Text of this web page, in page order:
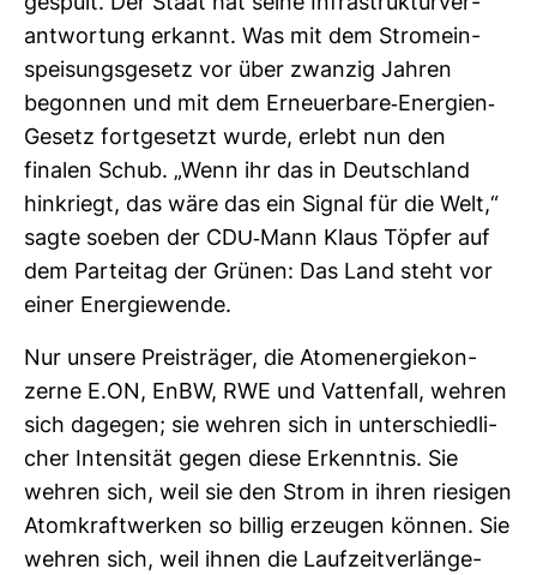
ant­wor­tung erkannt. Was mit dem Strom­ein­
spei­sungs­ge­setz vor über zwanzig Jahren
begonnen und mit dem Erneu­er­bare-​Ener­gien-​
Gesetz fort­ge­setzt wurde, erlebt nun den
finalen Schub. „Wenn ihr das in Deutsch­land
hin­kriegt, das wäre das ein Signal für die Welt,“
sagte soeben der CDU-​Mann Klaus Töpfer auf
dem Par­teitag der Grünen: Das Land steht vor
einer Ener­gie­wende.
Nur unsere Preis­träger, die Atom­ener­gie­kon­
zerne E.ON, EnBW, RWE und Vat­ten­fall, wehren
sich dagegen; sie wehren sich in unter­schied­li­
cher Inten­sität gegen diese Erkenntnis. Sie
wehren sich, weil sie den Strom in ihren rie­sigen
Atom­kraft­werken so billig erzeugen können. Sie
wehren sich, weil ihnen die Lauf­zeit­ver­län­ge­